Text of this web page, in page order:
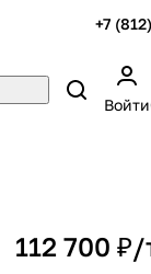
+7
Войти
112 700 ₽/